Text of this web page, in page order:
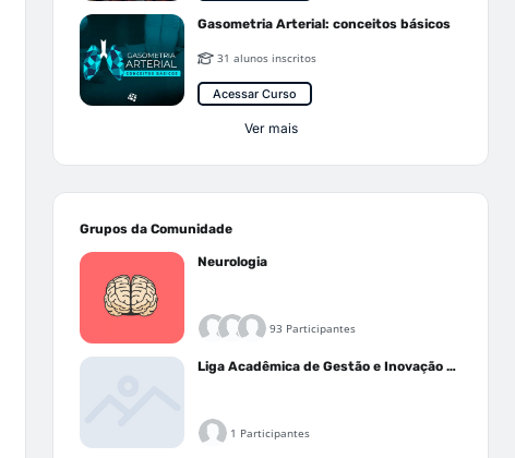
Gasometria Arterial: conceitos básicos
31 alunos inscritos
Acessar Curso
Ver mais
Grupos da Comunidade
Neurologia
93 Participantes
Liga Acadêmica de Gestão e Inovação Médica - LAGIM
1 Participantes